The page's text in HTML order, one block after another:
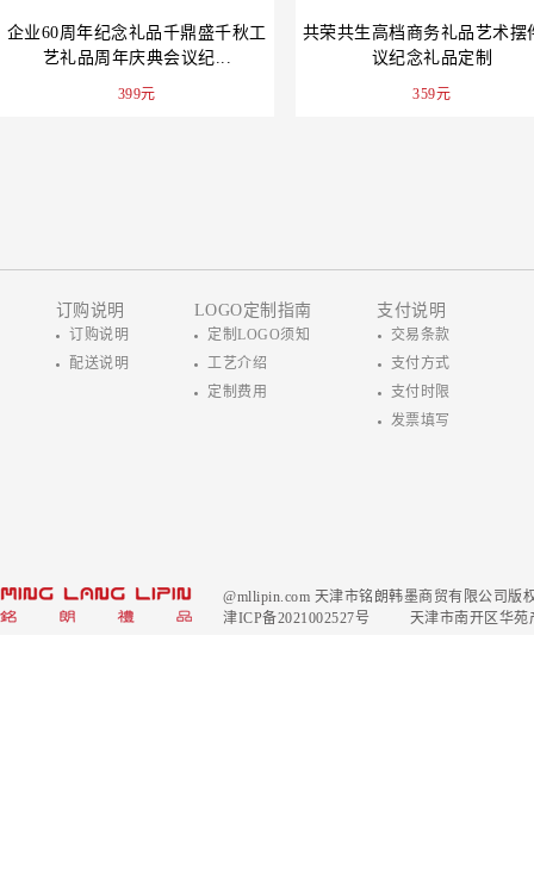
企业60周年纪念礼品千鼎盛千秋工
艺礼品周年庆典会议纪...
399元
共荣共生高档商务礼品艺术摆
议纪念礼品定制
359元
订购说明
订购说明
配送说明
LOGO定制指南
定制LOGO须知
工艺介绍
定制费用
支付说明
交易条款
支付方式
支付时限
发票填写
@mllipin.com 天津市铭朗韩墨商贸有限公司版
津ICP备2021002527号
天津市南开区华苑